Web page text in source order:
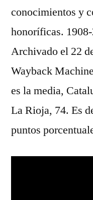
conocimientos y
honoríficas.
Archivado el 22
Wayback
es la media,
La Rioja, 74. Es
puntos